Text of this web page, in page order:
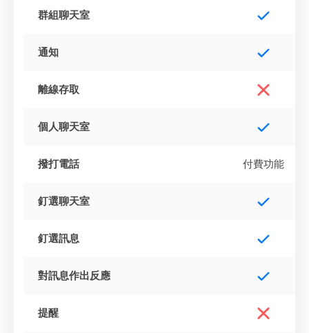
群組聊天室
通知
離線存取
個人聊天室
撥打電話 付費功能
釘選聊天室
釘選訊息
對訊息作出反應
提醒